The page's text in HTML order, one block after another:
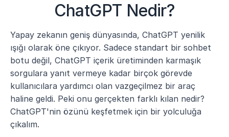
ChatGPT Nedir?
Yapay zekanın geniş dünyasında, ChatGPT yenilik
ışığı olarak öne çıkıyor. Sadece standart bir sohbet
botu değil, ChatGPT içerik üretiminden karmaşık
sorgulara yanıt vermeye kadar birçok görevde
kullanıcılara yardımcı olan vazgeçilmez bir araç
haline geldi. Peki onu gerçekten farklı kılan nedir?
ChatGPT'nin özünü keşfetmek için bir yolculuğa
çıkalım.